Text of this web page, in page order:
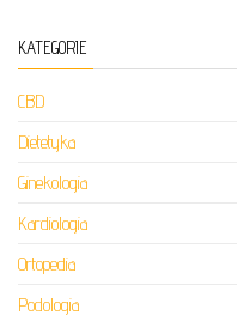
KATEGORIE
CBD
Dietetyka
Ginekologia
Kardiologia
Ortopedia
Podologia